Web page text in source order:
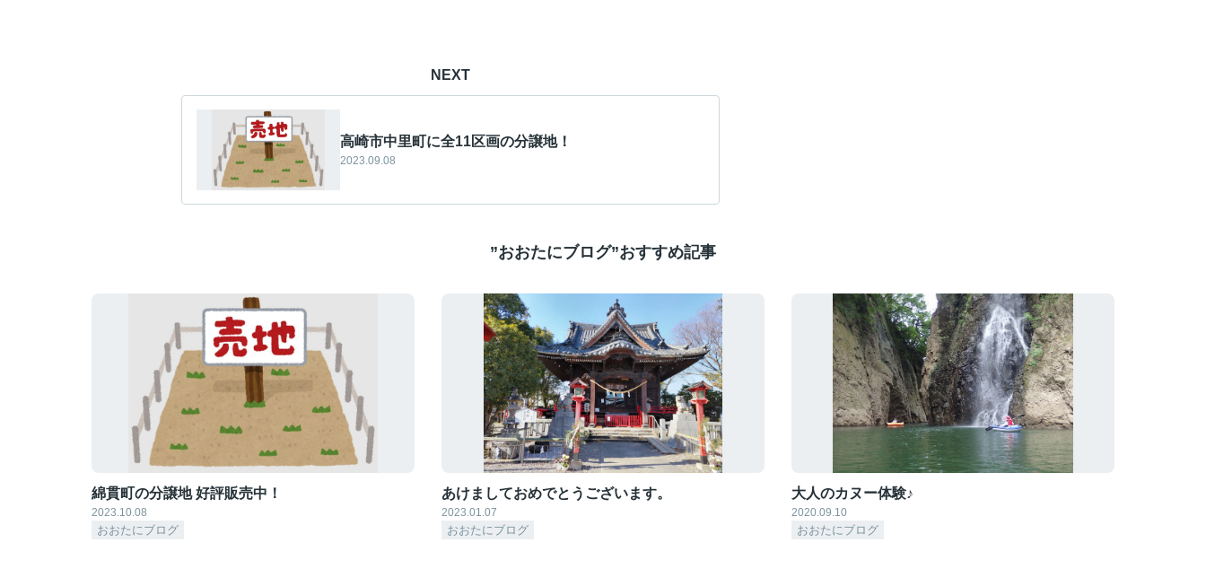
NEXT
高崎市中里町に全11区画の分譲地！
2023.09.08
”おおたにブログ”おすすめ記事
綿貫町の分譲地 好評販売中！
2023.10.08
おおたにブログ
あけましておめでとうございます。
2023.01.07
おおたにブログ
大人のカヌー体験♪
2020.09.10
おおたにブログ